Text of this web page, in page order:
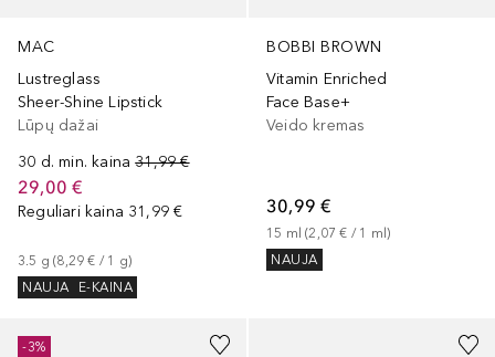
MAC
Lustreglass
Sheer-Shine Lipstick
Lūpų dažai
30 d. min. kaina 31,99 €
29,00 €
Reguliari kaina 31,99 €
3.5 g (8,29 € / 1 g)
NAUJA
E-KAINA
BOBBI BROWN
Vitamin Enriched
Face Base+
Veido kremas
30,99 €
15 ml (2,07 € / 1 ml)
NAUJA
-3%